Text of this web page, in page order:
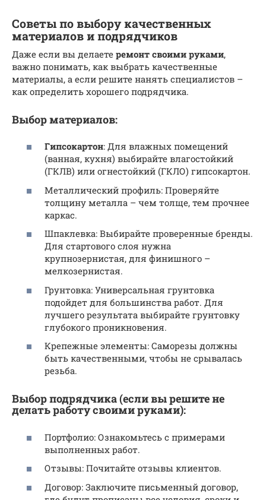
Советы по выбору качественных
материалов и подрядчиков
Даже если вы делаете ремонт своими руками,
важно понимать, как выбрать качественные
материалы, а если решите нанять специалистов –
как определить хорошего подрядчика.
Выбор материалов:
Гипсокартон: Для влажных помещений
(ванная, кухня) выбирайте влагостойкий
(ГКЛВ) или огнестойкий (ГКЛО) гипсокартон.
Металлический профиль: Проверяйте
толщину металла – чем толще, тем прочнее
каркас.
Шпаклевка: Выбирайте проверенные бренды.
Для стартового слоя нужна
крупнозернистая, для финишного –
мелкозернистая.
Грунтовка: Универсальная грунтовка
подойдет для большинства работ. Для
лучшего результата выбирайте грунтовку
глубокого проникновения.
Крепежные элементы: Саморезы должны
быть качественными, чтобы не срывалась
резьба.
Выбор подрядчика (если вы решите не
делать работусвоими руками):
Портфолио: Ознакомьтесь с примерами
выполненных работ.
Отзывы: Почитайте отзывы клиентов.
Договор: Заключите письменный договор,